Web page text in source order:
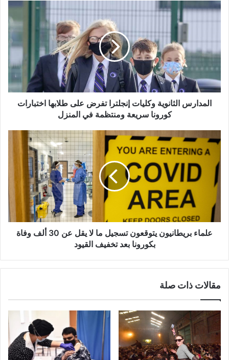
المدارس
على
طلابها
اختبارات
كورونا
سريعةالمدارس الثانوية وكليات إنجلترا تفرض على طلابها اختبارات
كورونا سريعة ومنتظمة في المنزل
بريطانيون
يتوقعون
تسجيل
ما
يقل
عن
30
ألف
القيود
علماء بريطانيون يتوقعون تسجيل ما لا يقل عن 30 ألف وفاة
بكورونا بعد تخفيف القيود
مقالات ذات صلة